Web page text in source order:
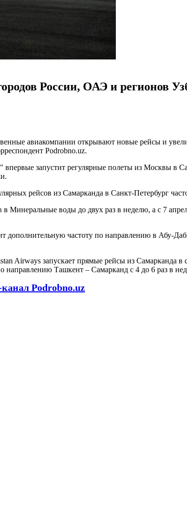
России, ОАЭ и регионов
авиакомпании открывают новые рейсы и
Podrobno.uz.
запустит регулярные полеты из Москвы в
рейсов из Самарканда в Санкт-Петербург
Минеральные воды до двух раз в неделю, а с 7
дополнительную частоту по направлению в Абу-
Airways запускает прямые рейсы из Самарканда в
направлению Ташкент – Самарканд с 4 до 6 раз в
Podrobno.uz